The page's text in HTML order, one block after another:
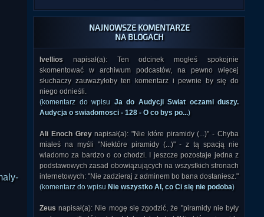
NAJNOWSZE KOMENTARZE
NA BLOGACH
Ivellios napisał(a): Ten odcinek mogłeś spokojnie
skomentować w archiwum podcastów, na pewno więcej
słuchaczy zauważyłoby ten komentarz i pewnie by się do
niego odnieśli.
(komentarz do wpisu Ja do Audycji Swiat oczami duszy.
Audycja o swiadomosci - 128 - O co bys po...)
Ali Enoch Greynapisał(a): "Nie które piramidy (...)" - Chyba
miałeś na myśli "Niektóre piramidy (...)" - z tą spacją nie
wiadomo za bardzo o co chodzi. I jeszcze pozostaje jedna z
podstawowych zasad obowiązujących na wszystkich stronach
internetowych: "Nie zadzieraj z adminem bo bana dostaniesz."
(komentarz do wpisu Nie wszystko AI, co Ci się nie podoba)
Zeus napisał(a): Nie mogę się zgodzić, że "piramidy nie były